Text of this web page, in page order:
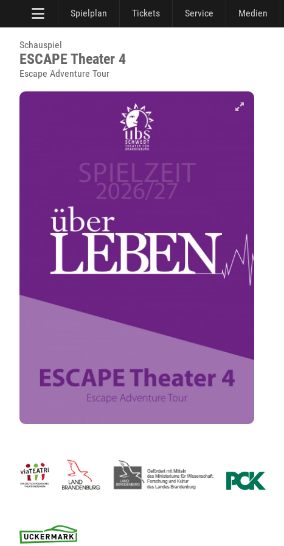
Spielplan Tickets Service Medien
Schauspiel
ESCAPE Theater 4
Escape Adventure Tour